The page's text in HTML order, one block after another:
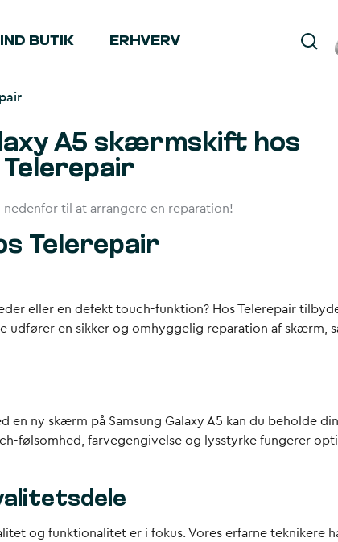
BUTIK ERHVERV
A5 skærmskift hos
Telerepair
nedenfor til at arrangere en reparation!
Telerepair
eller en defekt touch-funktion? Hos Telerepair
en sikker og omhyggelig reparation af skærm,
ny skærm på Samsung Galaxy A5 kan du beholde
følsomhed, farvegengivelse og lysstyrke fungerer
og funktionalitet er i fokus. Vores erfarne teknikere